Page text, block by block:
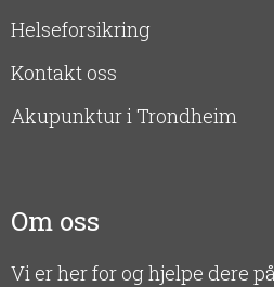
Helseforsikring
Kontakt oss
Akupunktur i Trondheim
Om oss
Vi er her for og hjelpe dere